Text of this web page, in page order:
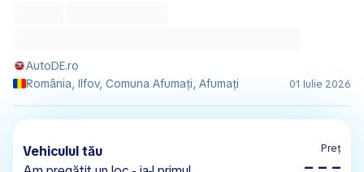
AutoDE.ro
România, Ilfov, Comuna Afumaţi, Afumaţi
01 Iulie 2026
Vehiculul tău
Preț
– – –